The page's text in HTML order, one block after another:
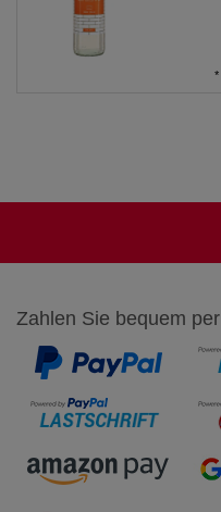
*
Zahlen Sie bequem per